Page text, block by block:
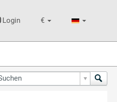
€
Login